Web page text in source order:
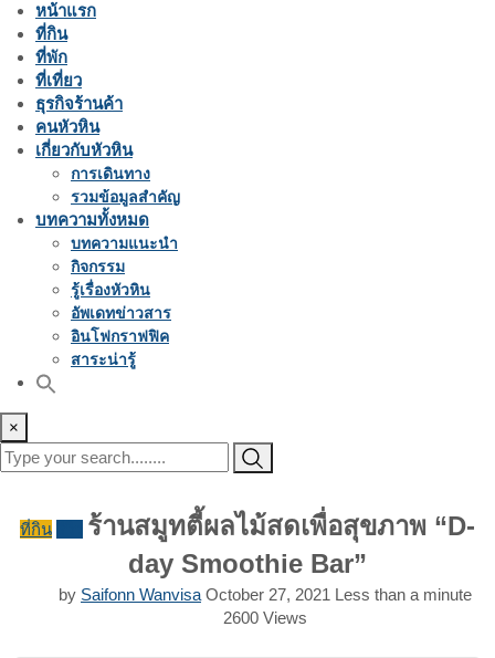
หน้าแรก
ที่กิน
ที่พัก
ที่เที่ยว
ธุรกิจร้านค้า
คนหัวหิน
เกี่ยวกับหัวหิน
การเดินทาง
รวมข้อมูลสำคัญ
บทความทั้งหมด
บทความแนะนำ
กิจกรรม
รู้เรื่องหัวหิน
อัพเดทข่าวสาร
อินโฟกราฟฟิค
สาระน่ารู้
×
ที่กิน
ร้านสมูทตี้ผลไม้สดเพื่อสุขภาพ “D-
day Smoothie Bar”
by Saifonn Wanvisa October 27, 2021 Less than a minute
2600 Views